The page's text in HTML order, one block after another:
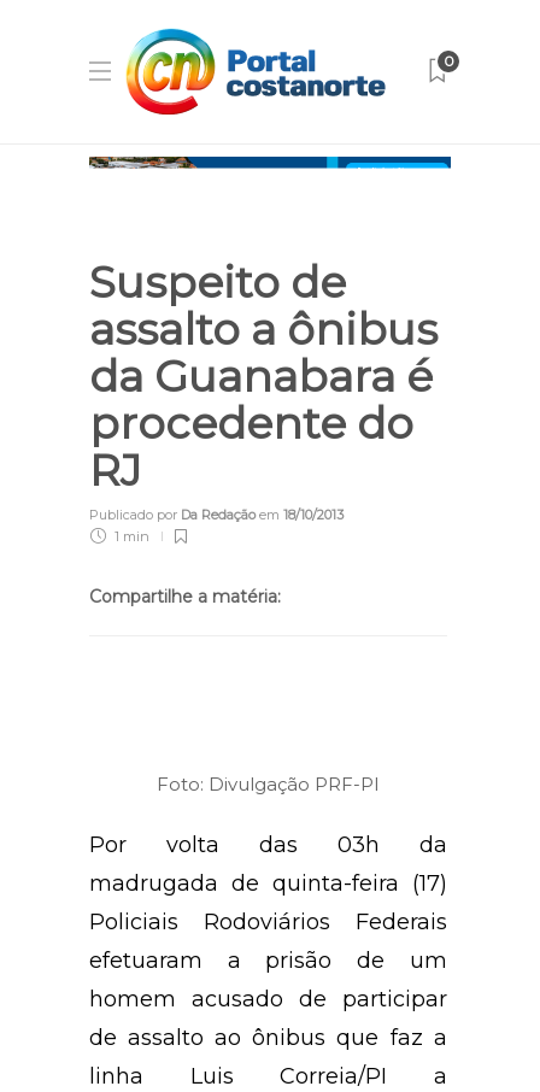
0
Suspeito de
assalto a ônibus
da Guanabara é
procedente do
RJ
Publicado por Da Redaçãoem 18/10/2013
1 min
Compartilhe a matéria:
Foto: Divulgação PRF-PI
Por volta das 03h da
madrugada de quinta-feira (17)
Policiais Rodoviários Federais
efetuaram a prisão de um
homem acusado de participar
de assalto ao ônibus que faz a
linha Luis Correia/PI a